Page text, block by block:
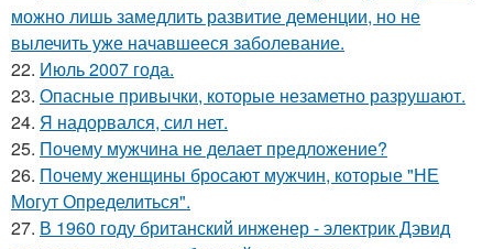
можно лишь замедлить развитие деменции, но не
вылечить уже начавшееся заболевание.
22. Июль 2007 года.
23. Опасные привычки, которые незаметно разрушают.
24. Я надорвался, сил нет.
25. Почему мужчина не делает предложение?
26. Почему женщины бросают мужчин, которые "НЕ
Могут Определиться".
27. В 1960 году британский инженер - электрик Дэвид